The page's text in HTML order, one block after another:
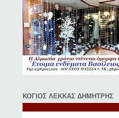
ΚΟΓΙΟΣ ΛΕΚΚΑΣ ΔΗΜΗΤΡΗΣ